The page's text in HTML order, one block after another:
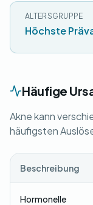
ALTERSGRUPPE
Höchste
Häufige
Akne kann
häufigsten
Beschreibung
Hormonelle